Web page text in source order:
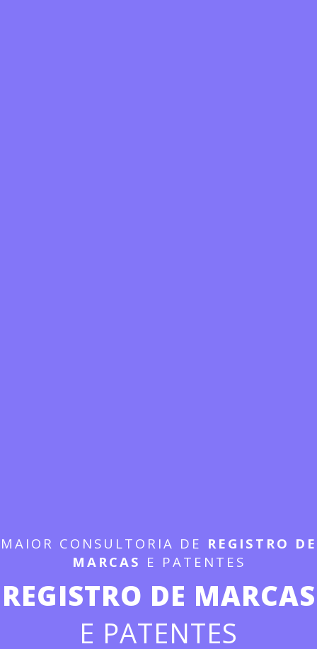
MAIOR CONSULTORIA DE REGISTRO DE
MARCAS E PATENTES
REGISTRO DE MARCAS
E PATENTES